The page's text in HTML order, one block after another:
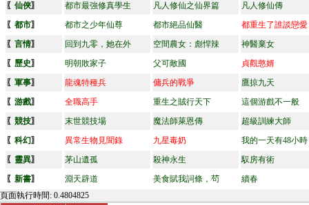
〖 仙俠〗 都市最強修真學生 凡人修仙之仙界篇
凡人修仙傳
〖 都市〗 都市之少年仙尊 都市絕品仙醫
都重生了誰談戀愛
〖 言情〗 回到九零，她在外 空間農女：彪悍辣
神醫棄女
〖 歷史〗 明朝敗家子 父可敵國
貞觀憨婿
〖 軍事〗 龍魂特種兵 傭兵的戰爭
鷹掠九天
〖 游戲〗 全職高手 重生之賊行天下
這個游戲不一般
〖 競技〗 末世競技場 魔法師萊恩傳
超級訓練大師
〖 科幻〗 異常生物見聞錄 九星毒奶
我的一天有48小時
〖 靈異〗 茅山遺孤 殺神永生
馭房有術
〖 新書〗 淵天辟道 美食賦我詞條，茍
續春
頁面執行時間: 0.4804825